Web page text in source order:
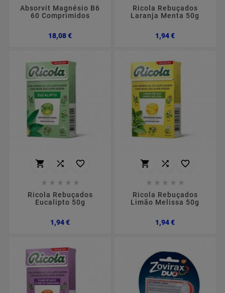
Absorvit Magnésio B6
60 Comprimidos
18,08 €Preço
Ricola Rebuçados
Laranja Menta 50g
1,94 €Preço
  
    
Ricola Rebuçados
Eucalipto 50g
1,94 €Preço
  
    
Ricola Rebuçados
Limão Melissa 50g
1,94 €Preço